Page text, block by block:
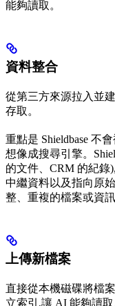
能夠讀取。
資料整合
從第三方來源拉入並
存取。
重點是 Shieldbase 不
想像成搜尋引擎。
的文件、CRM 的紀錄
中繼資料以及指向原
整、重複的檔案或資訊
上傳新檔案
直接從本機磁碟將檔
立索引,讓 AI 能夠讀取